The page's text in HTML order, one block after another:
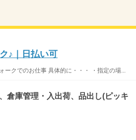
♪｜日払い可
クでのお仕事 具体的に・・・ ・指定の場...
庫管理・入出荷、品出し(ピッキ